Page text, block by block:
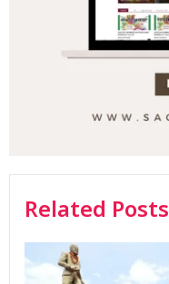
Related Posts